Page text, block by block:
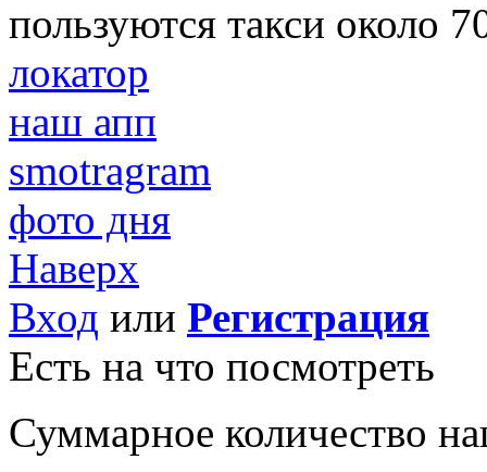
пользуются такси около
локатор
наш апп
smotragram
фото дня
Наверх
Вход или Регистрация
Есть на что посмотреть
Суммарное количество